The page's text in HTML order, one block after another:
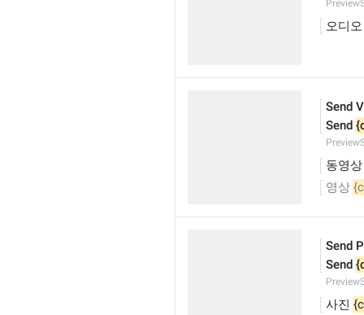
오디
Send
Send
동영
영상
Send
Send
사진